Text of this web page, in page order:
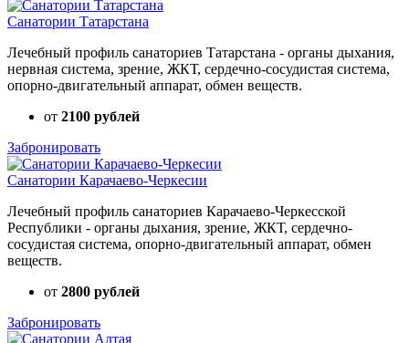
Санатории Татарстана
Лечебный профиль санаториев Татарстана - органы дыхания,
нервная система, зрение, ЖКТ, сердечно-сосудистая система,
опорно-двигательный аппарат, обмен веществ.
от 2100 рублей
Забронировать
Санатории Карачаево-Черкесии
Лечебный профиль санаториев Карачаево-Черкесской
Республики - органы дыхания, зрение, ЖКТ, сердечно-
сосудистая система, опорно-двигательный аппарат, обмен
веществ.
от 2800 рублей
Забронировать